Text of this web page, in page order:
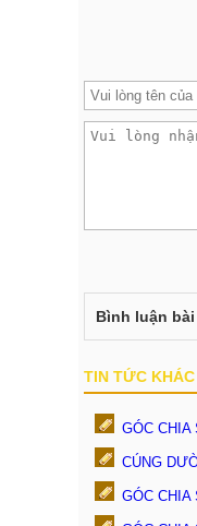
Bình luận
TIN TỨC KHÁC
GÓC CHIA
CÚNG
GÓC CHIA